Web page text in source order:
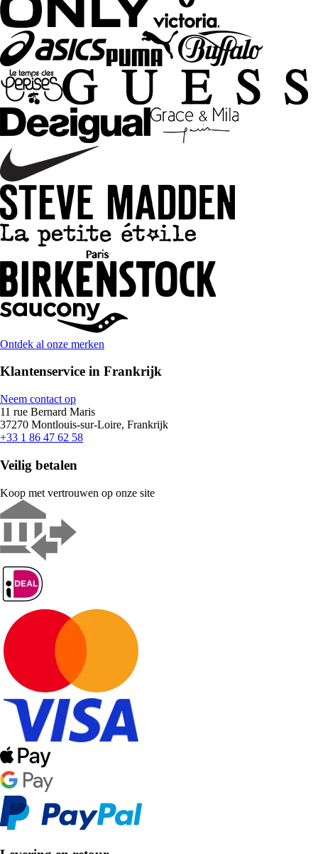
Ontdek al onze merken
Klantenservice in Frankrijk
Neem contact op
11 rue Bernard Maris
37270 Montlouis-sur-Loire, Frankrijk
+33 1 86 47 62 58
Veilig betalen
Koop met vertrouwen op onze site